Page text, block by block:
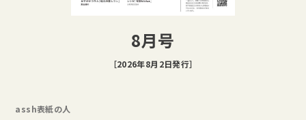
8月号
［2026年8月2日発行］
assh表紙の人